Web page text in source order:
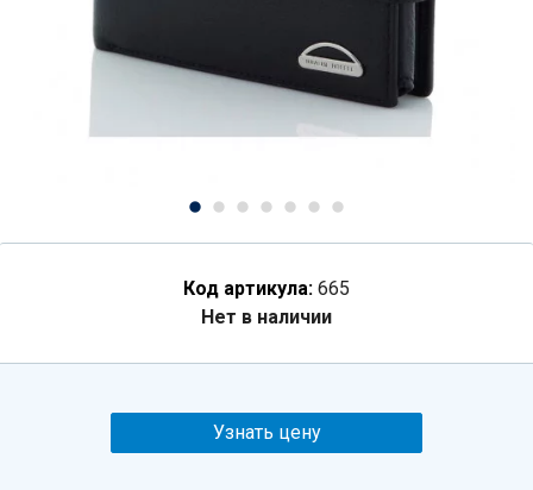
Код артикула: 665
Нет в наличии
Узнать цену